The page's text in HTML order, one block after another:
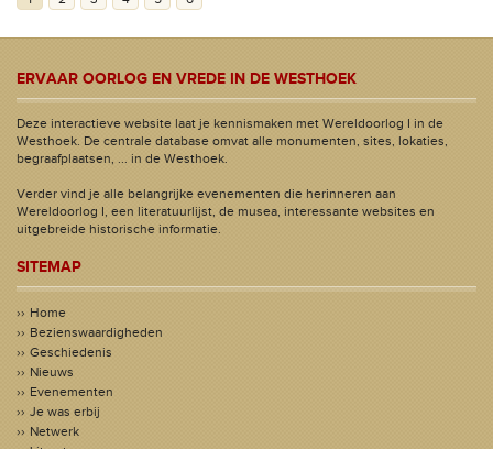
ERVAAR OORLOG EN VREDE IN DE WESTHOEK
Deze interactieve website laat je kennismaken met Wereldoorlog I in de
Westhoek. De centrale database omvat alle monumenten, sites, lokaties,
begraafplaatsen, ... in de Westhoek.
Verder vind je alle belangrijke evenementen die herinneren aan
Wereldoorlog I, een literatuurlijst, de musea, interessante websites en
uitgebreide historische informatie.
SITEMAP
Home
Bezienswaardigheden
Geschiedenis
Nieuws
Evenementen
Je was erbij
Netwerk